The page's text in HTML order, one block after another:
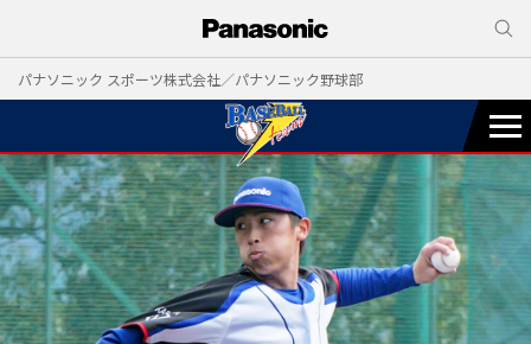
パナソニック スポーツ株式会社／パナソニック野球部